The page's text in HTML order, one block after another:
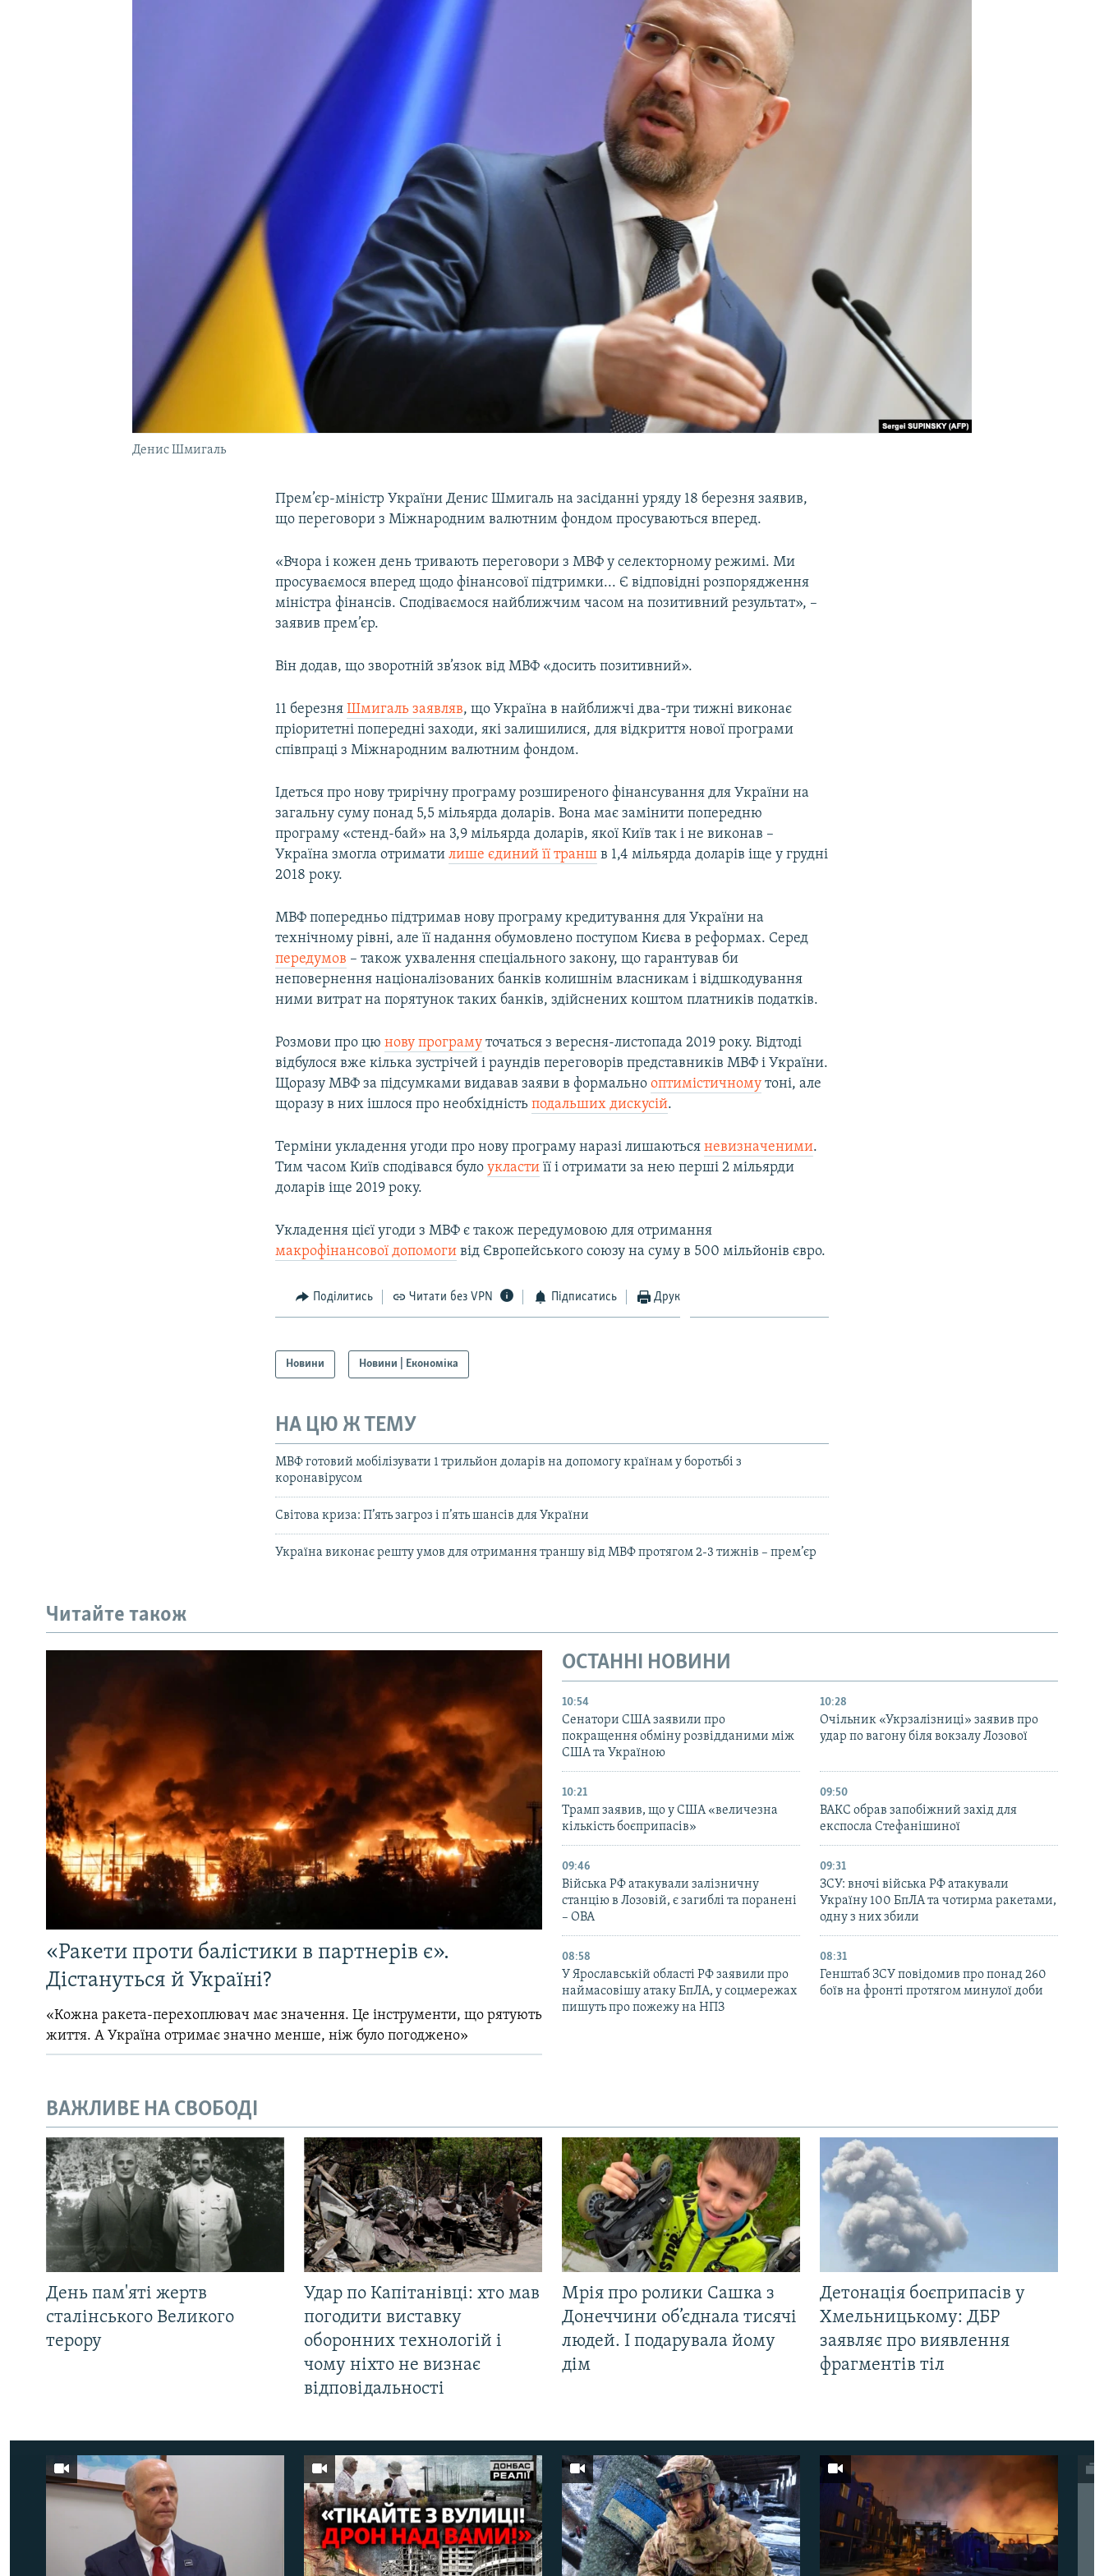
Денис Шмигаль
Прем’єр-міністр України Денис Шмигаль на засіданні уряду 18 березня заявив,
що переговори з Міжнародним валютним фондом просуваються вперед.
«Вчора і кожен день тривають переговори з МВФ у селекторному режимі. Ми
просуваємося вперед щодо фінансової підтримки... Є відповідні розпорядження
міністра фінансів. Сподіваємося найближчим часом на позитивний результат», –
заявив прем’єр.
Він додав, що зворотній зв’язок від МВФ «досить позитивний».
11 березняШмигаль заявляв, що Україна в найближчі два-три тижні виконає
пріоритетні попередні заходи, які залишилися, для відкриття нової програми
співпраці з Міжнародним валютним фондом.
Ідеться про нову трирічну програму розширеного фінансування для України на
загальну суму понад 5,5 мільярда доларів. Вона має замінити попередню
програму «стенд-бай» на 3,9 мільярда доларів, якої Київ так і не виконав –
Україна змогла отриматилише єдиний її транш в 1,4 мільярда доларів іще у грудні
2018 року.
МВФ попередньо підтримав нову програму кредитування для України на
технічному рівні, але її надання обумовлено поступом Києва в реформах. Серед
передумов – також ухвалення спеціального закону, що гарантував би
неповернення націоналізованих банків колишнім власникам і відшкодування
ними витрат на порятунок таких банків, здійснених коштом платників податків.
Розмови про цюнову програму точаться з вересня-листопада 2019 року. Відтоді
відбулося вже кілька зустрічей і раундів переговорів представників МВФ і України.
Щоразу МВФ за підсумками видавав заяви в формальнооптимістичному тоні, але
щоразу в них ішлося про необхідністьподальших дискусій.
Терміни укладення угоди про нову програму наразі лишаютьсяневизначеними.
Тим часом Київ сподівався булоукласти її і отримати за нею перші 2 мільярди
доларів іще 2019 року.
Укладення цієї угоди з МВФ є також передумовою для отримання
макрофінансової допомоги від Європейського союзу на суму в 500 мільйонів євро.
Поділитись Читати без VPN Підписатись Друк
Новини Новини | Економіка
НА ЦЮ Ж ТЕМУ
МВФ готовий мобілізувати 1 трильйон доларів на допомогу країнам у боротьбі з
коронавірусом
Світова криза: П’ять загроз і п’ять шансів для України
Україна виконає решту умов для отримання траншу від МВФ протягом 2-3 тижнів – прем’єр
Читайте також
«Ракети проти балістики в партнерів є».
Дістануться й Україні?
«Кожна ракета-перехоплювач має значення. Це інструменти, що рятують
життя. А Україна отримає значно менше, ніж було погоджено»
ОСТАННІ НОВИНИ
10:54
Сенатори США заявили про
покращення обміну розвідданими між
США та Україною
10:28
Очільник «Укрзалізниці» заявив про
удар по вагону біля вокзалу Лозової
10:21
Трамп заявив, що у США «величезна
кількість боєприпасів»
09:50
ВАКС обрав запобіжний захід для
експосла Стефанішиної
09:46
Війська РФ атакували залізничну
станцію в Лозовій, є загиблі та поранені
– ОВА
09:31
ЗСУ: вночі війська РФ атакували
Україну 100 БпЛА та чотирма ракетами,
одну з них збили
08:58
У Ярославській області РФ заявили про
наймасовішу атаку БпЛА, у соцмережах
пишуть про пожежу на НПЗ
08:31
Генштаб ЗСУ повідомив про понад 260
боїв на фронті протягом минулої доби
ВАЖЛИВЕ НА СВОБОДІ
День пам'яті жертв
сталінського Великого
терору
Удар по Капітанівці: хто мав
погодити виставку
оборонних технологій і
чому ніхто не визнає
відповідальності
Мрія про ролики Сашка з
Донеччини об’єднала тисячі
людей. І подарувала йому
дім
Детонація боєприпасів у
Хмельницькому: ДБР
заявляє про виявлення
фрагментів тіл